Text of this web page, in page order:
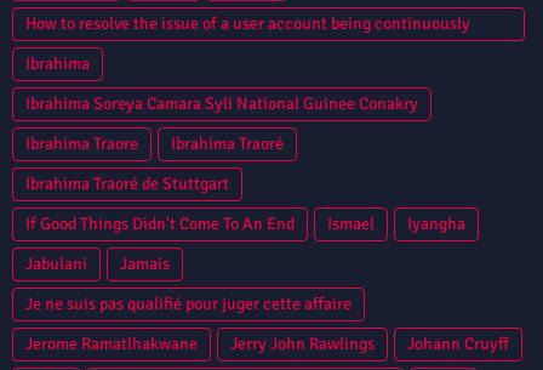
How to resolve the issue of a user account being continuously
locked in Oracle Database?
Ibrahima
Ibrahima Soreya Camara Syli National Guinee Conakry
Ibrahima Traore
Ibrahima Traoré
Ibrahima Traoré de Stuttgart
If Good Things Didn't Come To An End
Ismael
Iyangha
Jabulani
Jamais
Je ne suis pas qualifié pour juger cette affaire
Jerome Ramatlhakwane
Jerry John Rawlings
Johann Cruyff